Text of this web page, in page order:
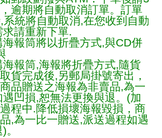
逾期將自動取消訂單。訂單
統將自動取消,在您收到自動
請重新下單.
海報筒將以折疊方式,與CD併
報筒,海報將折疊方式,隨貨
貨完成後,另郵局掛號寄出，
品贈送之海報為非賣品,為一
凹損,恕無法更換與退。(加
程中.降低損壞海報毀損，商
,為一比一贈送,派送過程如遇